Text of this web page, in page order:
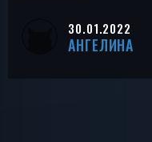
30.01.2022
АНГЕЛИНА